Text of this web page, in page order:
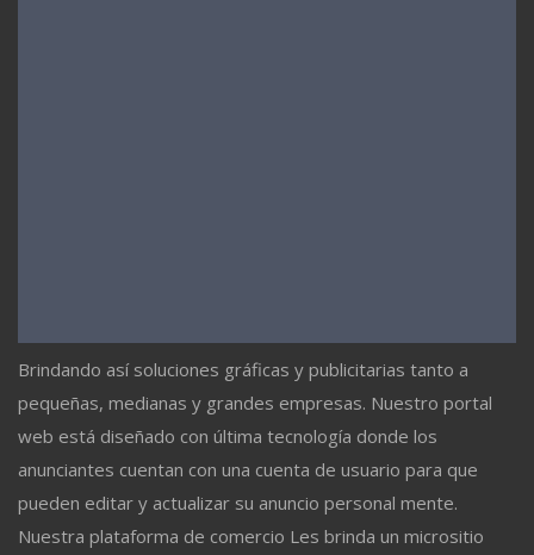
Brindando así soluciones gráficas y publicitarias tanto a
pequeñas, medianas y grandes empresas. Nuestro portal
web está diseñado con última tecnología donde los
anunciantes cuentan con una cuenta de usuario para que
pueden editar y actualizar su anuncio personal mente.
Nuestra plataforma de comercio Les brinda un micrositio